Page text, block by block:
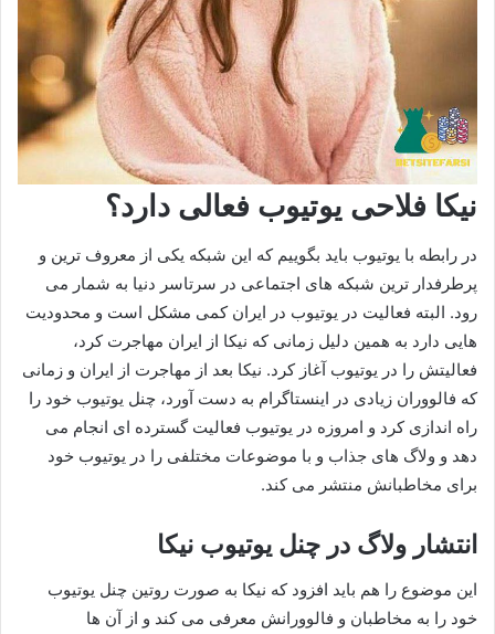
نیکا فلاحی یوتیوب فعالی دارد؟
در رابطه با یوتیوب باید بگوییم که این شبکه یکی از معروف ترین و
پرطرفدار ترین شبکه های اجتماعی در سرتاسر دنیا به شمار می‌
رود. البته فعالیت در یوتیوب در ایران کمی مشکل است و محدودیت‌
هایی دارد به همین دلیل زمانی که نیکا از ایران مهاجرت کرد،
فعالیتش را در یوتیوب آغاز کرد. نیکا بعد از مهاجرت از ایران و زمانی
که فالووران زیادی در اینستاگرام به دست آورد، چنل یوتیوب خود را
راه اندازی کرد و امروزه در یوتیوب فعالیت گسترده‌ ای انجام می‌
دهد و ولاگ های جذاب و با موضوعات مختلفی را در یوتیوب خود
برای مخاطبانش منتشر می کند.
انتشار ولاگ در چنل یوتیوب نیکا
این موضوع را هم باید افزود که نیکا به صورت روتین چنل یوتیوب
خود را به مخاطبان و فالوورانش معرفی می‌ کند و از آن ها